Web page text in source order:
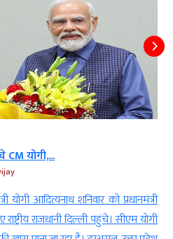
योगी,...
आदित्यनाथ शनिवार को प्रधानमंत्री
राजधानी दिल्ली पहुंचे। सीएम योगी